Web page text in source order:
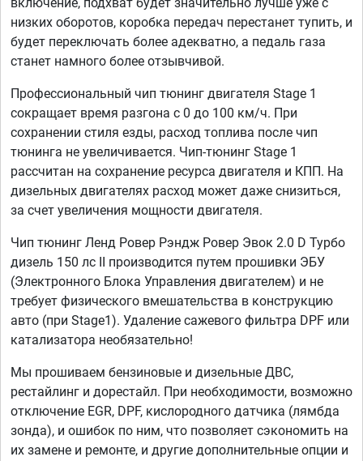
низких оборотов, коробка передач перестанет тупить, и
будет переключать более адекватно, а педаль газа
станет намного более отзывчивой.
Профессиональный чип тюнинг двигателя Stage 1
сокращает время разгона с 0 до 100 км/ч. При
сохранении стиля езды, расход топлива после чип
тюнинга не увеличивается. Чип-тюнинг Stage 1
рассчитан на сохранение ресурса двигателя и КПП. На
дизельных двигателях расход может даже снизиться,
за счет увеличения мощности двигателя.
Чип тюнинг Ленд Ровер Рэндж Ровер Эвок 2.0 D Турбо
дизель 150 лс II производится путем прошивки ЭБУ
(Электронного Блока Управления двигателем) и не
требует физического вмешательства в конструкцию
авто (при Stage1). Удаление сажевого фильтра DPF или
катализатора необязательно!
Мы прошиваем бензиновые и дизельные ДВС,
рестайлинг и дорестайл. При необходимости, возможно
отключение EGR, DPF, кислородного датчика (лямбда
зонда), и ошибок по ним, что позволяет сэкономить на
их замене и ремонте, и другие дополнительные опции и